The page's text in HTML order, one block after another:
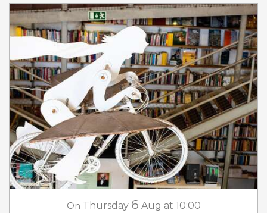
On Thursday 6 Aug at 10:00